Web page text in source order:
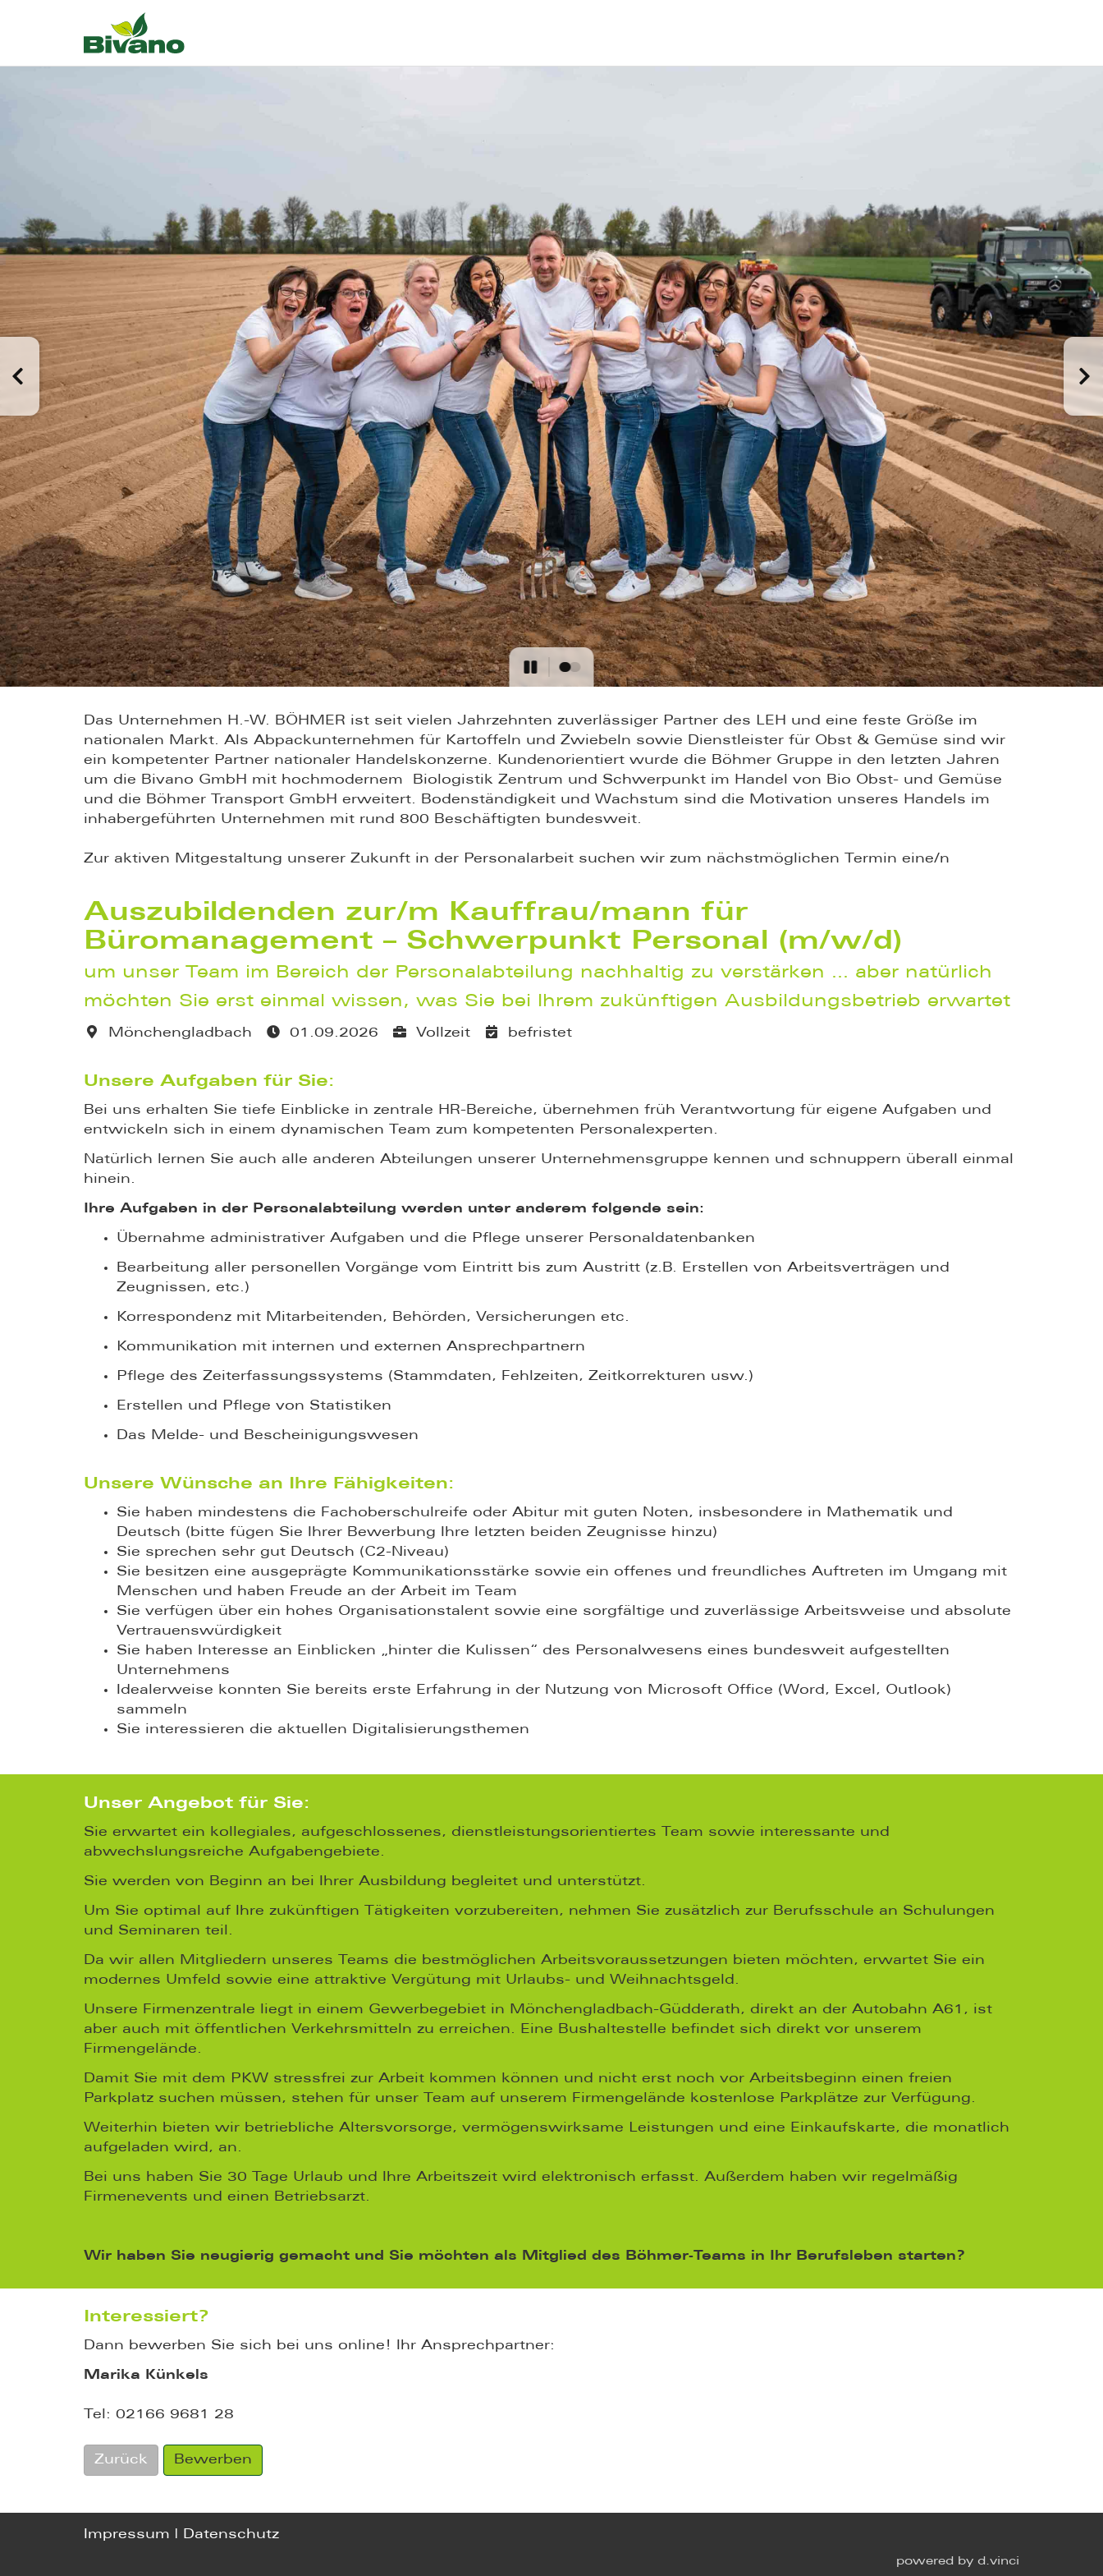
Auszubildenden zur/m Kauffrau/mann für
Büromanagement – Schwerpunkt Personal (m/w/d)
um unser Team im Bereich der Personalabteilung nachhaltig zu verstärken … aber natürlich
möchten Sie erst einmal wissen, was Sie bei Ihrem zukünftigen Ausbildungsbetrieb erwartet
Mönchengladbach 01.09.2026 Vollzeit befristet
Das Unternehmen H.-W. BÖHMER ist seit vielen Jahrzehnten zuverlässiger Partner des LEH und eine feste Größe im
nationalen Markt. Als Abpackunternehmen für Kartoffeln und Zwiebeln sowie Dienstleister für Obst & Gemüse sind wir
ein kompetenter Partner nationaler Handelskonzerne. Kundenorientiert wurde die Böhmer Gruppe in den letzten Jahren
um die Bivano GmbH mit hochmodernem Biologistik Zentrum und Schwerpunkt im Handel von Bio Obst- und Gemüse
und die Böhmer Transport GmbH erweitert. Bodenständigkeit und Wachstum sind die Motivation unseres Handels im
inhabergeführten Unternehmen mit rund 800 Beschäftigten bundesweit.
Zur aktiven Mitgestaltung unserer Zukunft in der Personalarbeit suchen wir zum nächstmöglichen Termin eine/n
Unsere Aufgaben für Sie:
Bei uns erhalten Sie tiefe Einblicke in zentrale HR-Bereiche, übernehmen früh Verantwortung für eigene Aufgaben und
entwickeln sich in einem dynamischen Team zum kompetenten Personalexperten.
Natürlich lernen Sie auch alle anderen Abteilungen unserer Unternehmensgruppe kennen und schnuppern überall einmal
hinein.
Ihre Aufgaben in der Personalabteilung werden unter anderem folgende sein:
Übernahme administrativer Aufgaben und die Pflege unserer Personaldatenbanken
Bearbeitung aller personellen Vorgänge vom Eintritt bis zum Austritt (z.B. Erstellen von Arbeitsverträgen und
Zeugnissen, etc.)
Korrespondenz mit Mitarbeitenden, Behörden, Versicherungen etc.
Kommunikation mit internen und externen Ansprechpartnern
Pflege des Zeiterfassungssystems (Stammdaten, Fehlzeiten, Zeitkorrekturen usw.)
Erstellen und Pflege von Statistiken
Das Melde- und Bescheinigungswesen
Unsere Wünsche an Ihre Fähigkeiten:
Sie haben mindestens die Fachoberschulreife oder Abitur mit guten Noten, insbesondere in Mathematik und
Deutsch (bitte fügen Sie Ihrer Bewerbung Ihre letzten beiden Zeugnisse hinzu)
Sie sprechen sehr gut Deutsch (C2-Niveau)
Sie besitzen eine ausgeprägte Kommunikationsstärke sowie ein offenes und freundliches Auftreten im Umgang mit
Menschen und haben Freude an der Arbeit im Team
Sie verfügen über ein hohes Organisationstalent sowie eine sorgfältige und zuverlässige Arbeitsweise und absolute
Vertrauenswürdigkeit
Sie haben Interesse an Einblicken „hinter die Kulissen“ des Personalwesens eines bundesweit aufgestellten
Unternehmens
Idealerweise konnten Sie bereits erste Erfahrung in der Nutzung von Microsoft Office (Word, Excel, Outlook)
sammeln
Sie interessieren die aktuellen Digitalisierungsthemen
Unser Angebot für Sie:
Sie erwartet ein kollegiales, aufgeschlossenes, dienstleistungsorientiertes Team sowie interessante und
abwechslungsreiche Aufgabengebiete.
Sie werden von Beginn an bei Ihrer Ausbildung begleitet und unterstützt.
Um Sie optimal auf Ihre zukünftigen Tätigkeiten vorzubereiten, nehmen Sie zusätzlich zur Berufsschule an Schulungen
und Seminaren teil.
Da wir allen Mitgliedern unseres Teams die bestmöglichen Arbeitsvoraussetzungen bieten möchten, erwartet Sie ein
modernes Umfeld sowie eine attraktive Vergütung mit Urlaubs- und Weihnachtsgeld.
Unsere Firmenzentrale liegt in einem Gewerbegebiet in Mönchengladbach-Güdderath, direkt an der Autobahn A61, ist
aber auch mit öffentlichen Verkehrsmitteln zu erreichen. Eine Bushaltestelle befindet sich direkt vor unserem
Firmengelände.
Damit Sie mit dem PKW stressfrei zur Arbeit kommen können und nicht erst noch vor Arbeitsbeginn einen freien
Parkplatz suchen müssen, stehen für unser Team auf unserem Firmengelände kostenlose Parkplätze zur Verfügung.
Weiterhin bieten wir betriebliche Altersvorsorge, vermögenswirksame Leistungen und eine Einkaufskarte, die monatlich
aufgeladen wird, an.
Bei uns haben Sie 30 Tage Urlaub und Ihre Arbeitszeit wird elektronisch erfasst. Außerdem haben wir regelmäßig
Firmenevents und einen Betriebsarzt.
Wir haben Sie neugierig gemacht und Sie möchten als Mitglied des Böhmer-Teams in Ihr Berufsleben starten?
Interessiert?
Dann bewerben Sie sich bei uns online! Ihr Ansprechpartner:
Marika Künkels
Tel: 02166 9681 28
Zurück Bewerben
Impressum Datenschutz
powered by d.vinci